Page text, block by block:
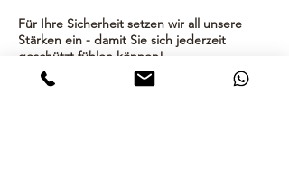
Für Ihre Sicherheit setzen wir all unsere
Stärken ein - damit Sie sich jederzeit
geschützt fühlen können!